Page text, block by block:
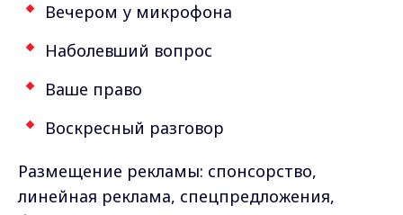
Вечером у микрофона
Наболевший вопрос
Ваше право
Воскресный разговор
Размещение рекламы: спонсорство,
линейная реклама, спецпредложения,